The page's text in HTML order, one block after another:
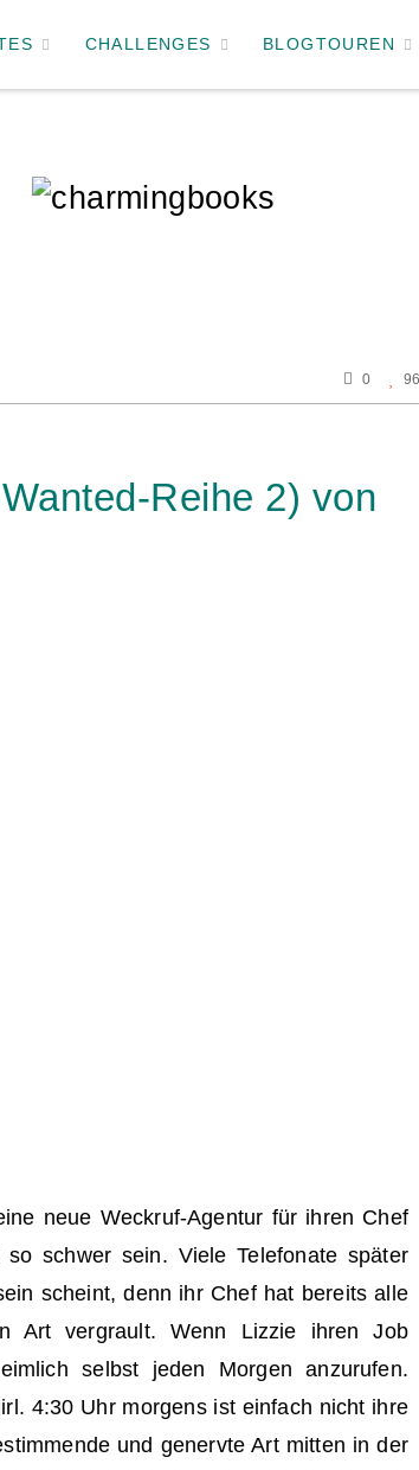
CHALLENGES BLOGTOUREN
0 96
Reihe 2) von
neue Weckruf-Agentur für ihren Chef
schwer sein. Viele Telefonate später
scheint, denn ihr Chef hat bereits alle
Art vergrault. Wenn Lizzie ihren Job
selbst jeden Morgen anzurufen.
4:30 Uhr morgens ist einfach nicht ihre
und genervte Art mitten in der